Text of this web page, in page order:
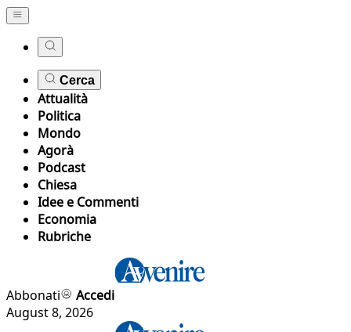
Cerca
Attualità
Politica
Mondo
Agorà
Podcast
Chiesa
Idee e Commenti
Economia
Rubriche
Abbonati
Accedi
August 8, 2026